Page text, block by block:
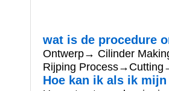
wat is de procedure
Ontwerp→ Cilinder
Rijping
Hoe kan ik als ik